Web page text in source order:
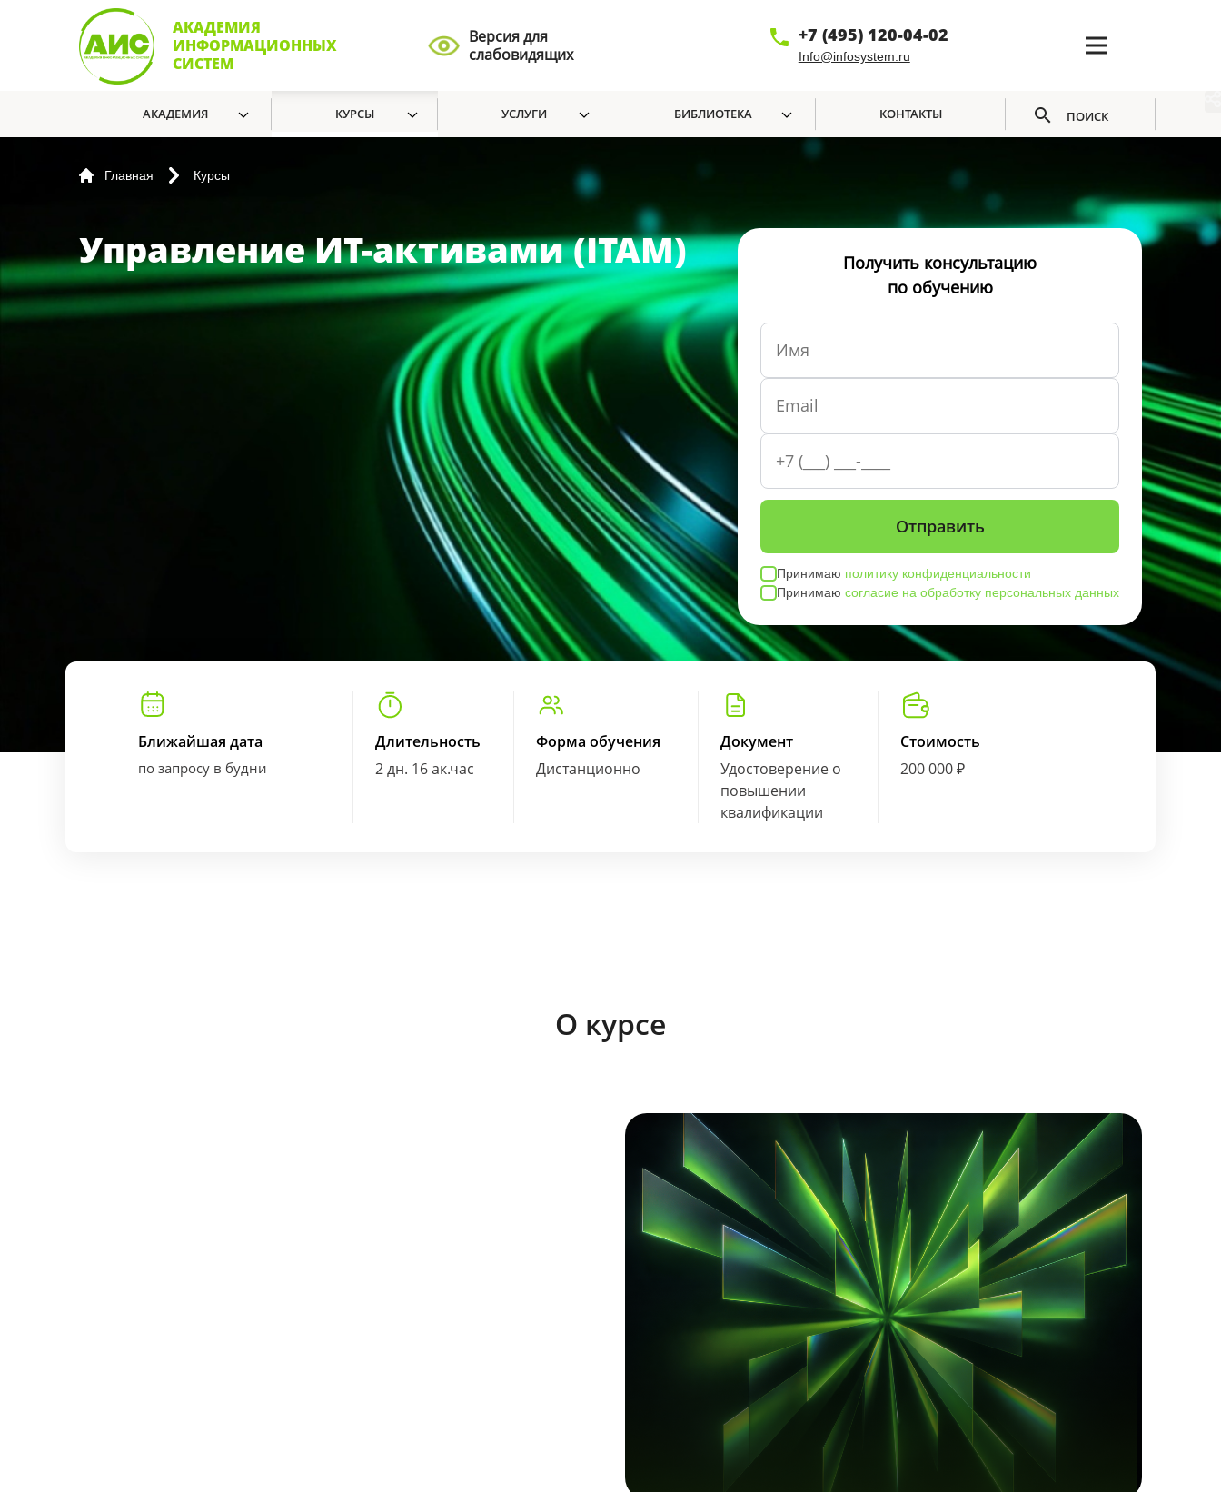
АКАДЕМИЯ
ИНФОРМАЦИОННЫХ
СИСТЕМ
Версия для
слабовидящих
+7 (495) 120-04-02
Info@infosystem.ru
АКАДЕМИЯ КУРСЫ УСЛУГИ БИБЛИОТЕКА КОНТАКТЫ ПОИСК
Главная Курсы
Управление ИТ-активами (ITAM)
Получить консультацию
по обучению
Принимаю политику конфиденциальности
Принимаю согласие на обработку персональных данных
Ближайшая дата
по запросу в будни
Длительность
2 дн. 16 ак.час
Форма обучения
Дистанционно
Документ
Удостоверение о
повышении
квалификации
Стоимость
200 000 ₽
О курсе